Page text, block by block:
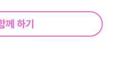
께 하기